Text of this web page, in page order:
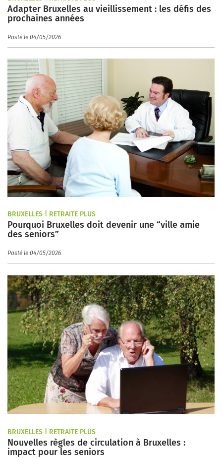
Adapter Bruxelles au vieillissement : les défis des
prochaines années
Posté le 04/05/2026
BRUXELLES | RETRAITE PLUS
Pourquoi Bruxelles doit devenir une “ville amie
des seniors”
Posté le 04/05/2026
BRUXELLES | RETRAITE PLUS
Nouvelles règles de circulation à Bruxelles :
impact pour les seniors